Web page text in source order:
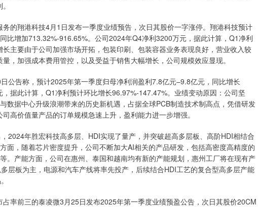
翔港科技4月1日发布一季度业绩预告，次日其股价一字涨停。翔港科技预计
比增加713.32%-916.65%。公司2024年Q4净利3200万元，据此计算，Q1净利
主要由于公司加强市场开拓，包装印刷、包装容器业务表现良好，营业收入较
，加强成本费用管控，以及受益于销售大幅增长，公司规模效应显现。
告称，预计2025年第一季度归母净利润盈利7.8亿元–9.8亿元，同比增长
据此计算，Q1净利预计环比增长96.97%-147.47%。业绩变动原因：公司坚
数据中心升级浪潮带来的历史新机遇，占据全球PCB制造技术制高点，凭借研发
高价值量产品的订单规模急速上升，盈利能力进一步增强。
年胜宏科技高多层、HDI实现了量产，并突破超高多层板、高阶HDI相结合
面，随着芯片密度提升，公司不断加大AI相关的产品研发，包括高密度高精度的
。产能方面，公司在惠州、泰国和越南均有新的产能规划，惠州工厂将在现有产
层板为主，电源和汽车产线将率先投产，后续结合HDI工艺的复合型高多层产能
前三的泰凌微3月25日发布2025年第一季度业绩预盈公告，次日其股价20CM